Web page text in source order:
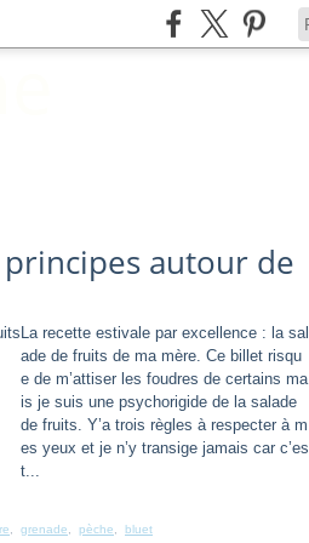
autour de
La recette estivale par excellence : la sal
ade de fruits de ma mère. Ce billet risqu
e de m’attiser les foudres de certains ma
is je suis une psychorigide de la salade
de fruits. Y’a trois règles à respecter à m
es yeux et je n’y transige jamais car c’es
t...
grenade pèche bluet